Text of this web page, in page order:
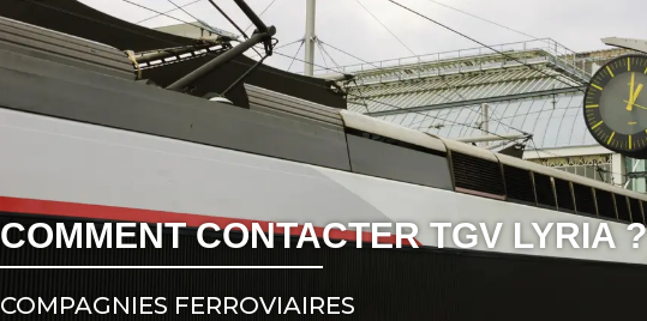
COMMENT CONTACTER TGV LYRIA ?
COMPAGNIES FERROVIAIRES